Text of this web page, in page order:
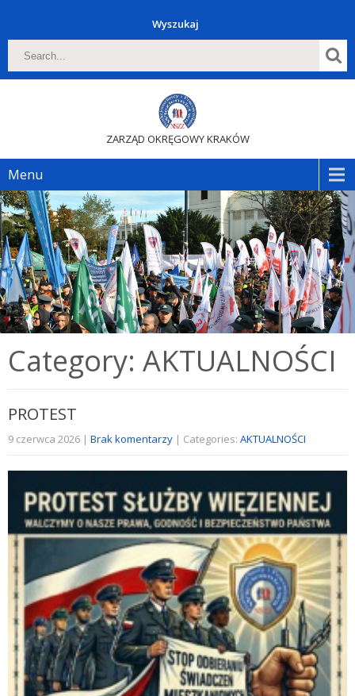
Wyszukaj
ZARZĄD OKRĘGOWY KRAKÓW
Menu
Category: AKTUALNOŚCI
PROTEST
9 czerwca 2026 | Brak komentarzy | Categories: AKTUALNOŚCI